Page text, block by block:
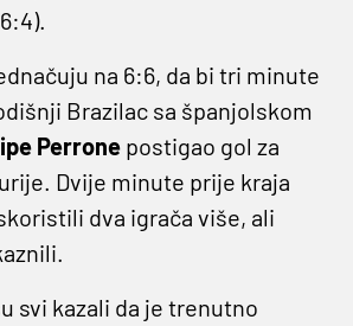
na 6:6, da bi tri minute
Brazilac sa španjolskom
Perrone postigao gol za
Dvije minute prije kraja
dva igrača više, ali
svi kazali da je trenutno